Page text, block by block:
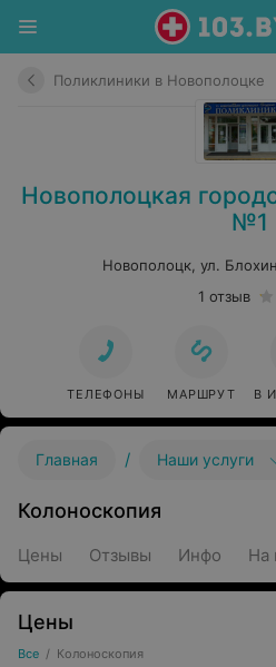
Поликлиники в Новополоцке
Новополоцкая
№1
Новополоцк, ул.
1 отзыв
ТЕЛЕФОНЫ МАРШРУТ В
Главная / Наши услуги
Колоноскопия
Цены Отзывы Инфо На
Цены
Все / Колоноскопия